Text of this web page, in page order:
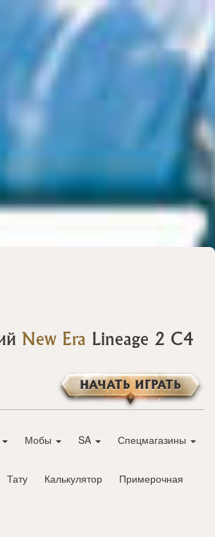
New Era Lineage 2 C4
НАЧАТЬ ИГРАТЬ
Мобы SA Спецмагазины
Тату Калькулятор Примерочная